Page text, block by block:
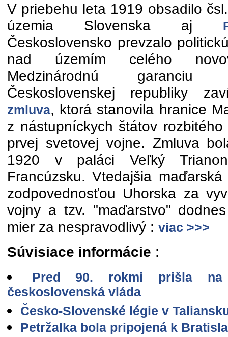
V priebehu leta 1919 obsadilo
územia Slovenska aj
Československo prevzalo
nad územím celého
Medzinárodnú
Československej republiky
zmluva, ktorá stanovila hranice
z nástupníckych štátov
prvej svetovej vojne. Zmluva
1920 v paláci Veľký
Francúzsku. Vtedajšia
zodpovednosťou Uhorska za
vojny a tzv. "maďarstvo"
mier za nespravodlivý : viac >>>
Súvisiace informácie :
Pred 90. rokmi prišla na
československá vláda
Česko-Slovenské légie v
Petržalka bola pripojená k